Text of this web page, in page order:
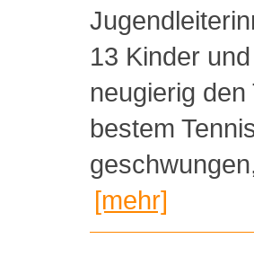
13 Kinder
neugierig
bestem
[mehr]